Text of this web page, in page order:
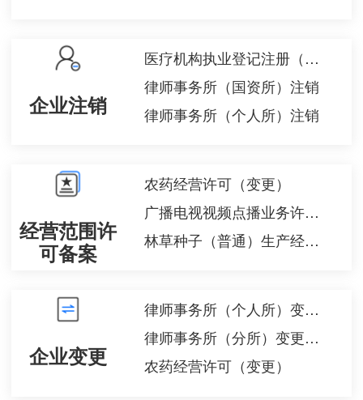
企业注销
医疗机构执业登记注册（注销）
律师事务所（国资所）注销
律师事务所（个人所）注销
经营范围许
可备案
农药经营许可（变更）
广播电视视频点播业务许可证（乙种）审批
林草种子（普通）生产经营许可证核发
企业变更
律师事务所（个人所）变更许可
律师事务所（分所）变更许可
农药经营许可（变更）